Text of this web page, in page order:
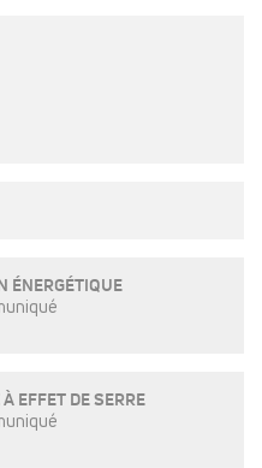
ÉNERGÉTIQUE
EFFET DE SERRE